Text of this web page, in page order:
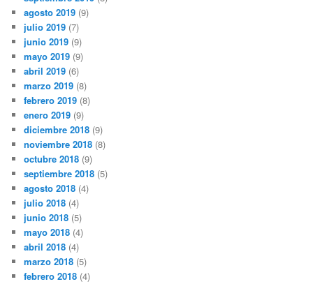
agosto 2019 (9)
julio 2019 (7)
junio 2019 (9)
mayo 2019 (9)
abril 2019 (6)
marzo 2019 (8)
febrero 2019 (8)
enero 2019 (9)
diciembre 2018 (9)
noviembre 2018 (8)
octubre 2018 (9)
septiembre 2018 (5)
agosto 2018 (4)
julio 2018 (4)
junio 2018 (5)
mayo 2018 (4)
abril 2018 (4)
marzo 2018 (5)
febrero 2018 (4)